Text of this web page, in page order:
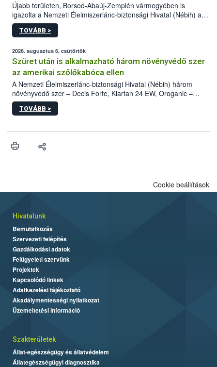
Újabb területen, Borsod-Abaúj-Zemplén vármegyében is
igazolta a Nemzeti Élelmiszerlánc-biztonsági Hivatal (Nébih) a
kőrisrontó karcsúdíszbogár (Agrilus planipennis) jelenlétét. A
kártevőt nem csak színcsapdában találták meg, de már fertőzött
az intenzív felderítést, emellett az intézkedéseket a szlovák
hatósággal is összehangolják a terjedés megállítása érdekében.
TOVÁBB >
2026. augusztus 6, csütörtök
Szüret után is alkalmazható három növényvédő szer
az amerikai szőlőkabóca ellen
A Nemzeti Élelmiszerlánc-biztonsági Hivatal (Nébih) három
növényvédő szer – Decis Forte, Klartan 24 EW, Oroganic –
engedélyokiratát módosította, így azok a szüretet követően,
egészen a vesszőérettség (BBCH 91) stádiumáig
érésű szőlőkben is legyen lehetőség a károsító elleni további
felhasználók számára is elérhető és ökológiai termesztésben is
TOVÁBB >
Cookie beállítások
Hivatalunk
Bemutatkozás
Szervezeti felépítés
Gazdálkodási adatok
Felügyeleti szervünk
Projektek
Kapcsolódó linkek
Adatkezelési tájékoztató
Akadálymentességi nyilatkozat
Üzemeltetési információ
Szakterületek
Állat-egészségügy és állatvédelem
Állategészségügyi diagnosztika